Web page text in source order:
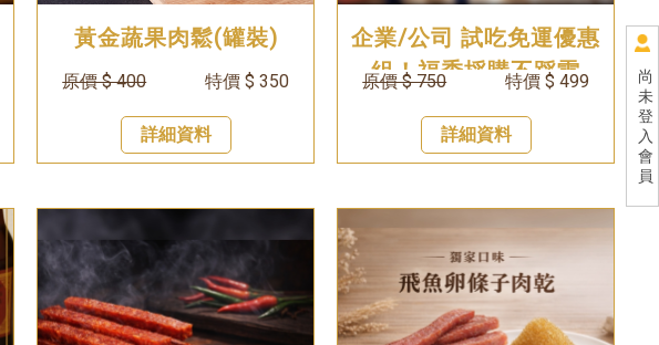
尚
未
登
入
會
員
黃金蔬果肉鬆(罐裝)
原價 $ 400 特價 $ 350
詳細資料
企業/公司 試吃免運優惠
組！福委採購不踩雷
原價 $ 750 特價 $ 499
詳細資料